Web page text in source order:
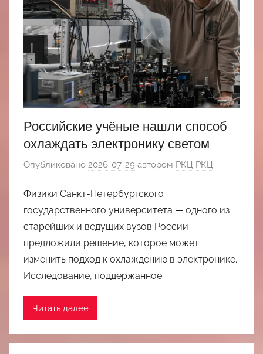
Российские учёные нашли способ
охлаждать электронику светом
Опубликовано 2026-07-29 автором РКЦ РКЦ
Физики Санкт-Петербургского
государственного университета — одного из
старейших и ведущих вузов России —
предложили решение, которое может
изменить подход к охлаждению в электронике.
Исследование, поддержанное
Читать далее